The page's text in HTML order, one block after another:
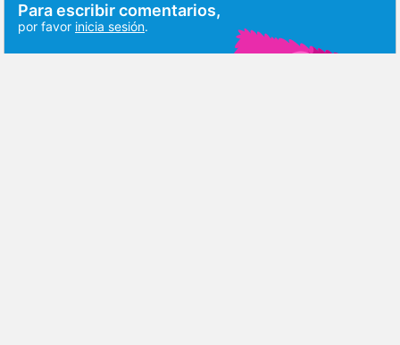
Para escribir comentarios,
por favor inicia sesión.